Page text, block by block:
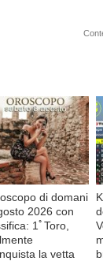
di domani
2026 con
1ﾟToro,
la vetta